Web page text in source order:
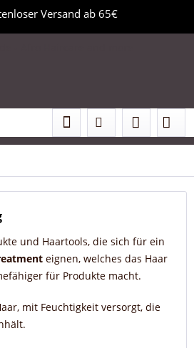
Versand ab 65€
und Haartools, die sich für ein
eignen, welches das Haar
für Produkte macht.
mit Feuchtigkeit versorgt, die